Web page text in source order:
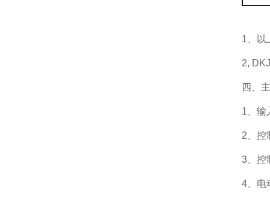
1、以
2,
四、
1、输
2、控
3、控
4、电